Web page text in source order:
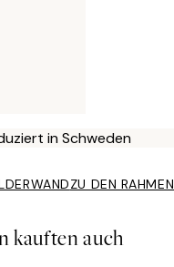
in Schweden
ZU DEN RAHMEN
kauften auch